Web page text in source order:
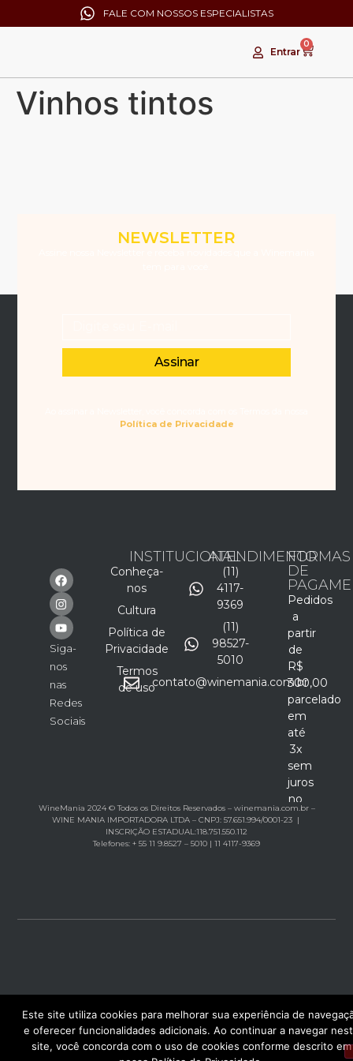
FALE COM NOSSOS ESPECIALISTAS
Entrar
0
Vinhos tintos
NEWSLETTER
Assinar
Política de Privacidade
Siga-
nos
nas
Redes
Sociais
INSTITUCIONAL
Conheça-
nos
Cultura
Política de
Privacidade
Termos
de uso
ATENDIMENTO
(11)
4117-
9369
(11)
98527-
5010
contato@winemania.com.br
FORMAS
DE
Pedidos
a
partir
de
R$
300,00
parcelado
em
até
3x
sem
juros
no
cartão
WineMania 2024 © Todos os Direitos Reservados – winemania.com.br –
WINE MANIA IMPORTADORA LTDA – CNPJ: 57.651.994/0001-23 |
INSCRIÇÃO ESTADUAL:118.751.550.112
Telefones: + 55 11 9.8527 – 5010 | 11 4117-9369
Este site utiliza cookies para melhorar sua experiência de
e oferecer funcionalidades adicionais. Ao continuar a navegar
site, você concorda com o uso de cookies conforme descrito em